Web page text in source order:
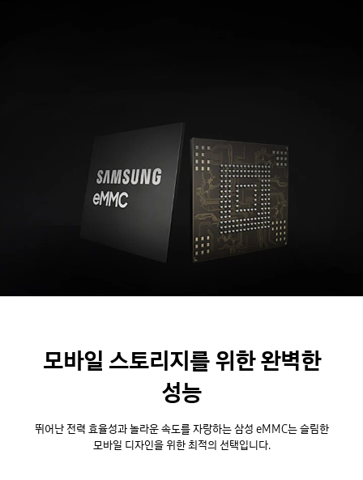
모바일 스토리지를 위한 완벽한
성능
뛰어난 전력 효율성과 놀라운 속도를 자랑하는 삼성 eMMC는 슬림한
모바일 디자인을 위한 최적의 선택입니다.